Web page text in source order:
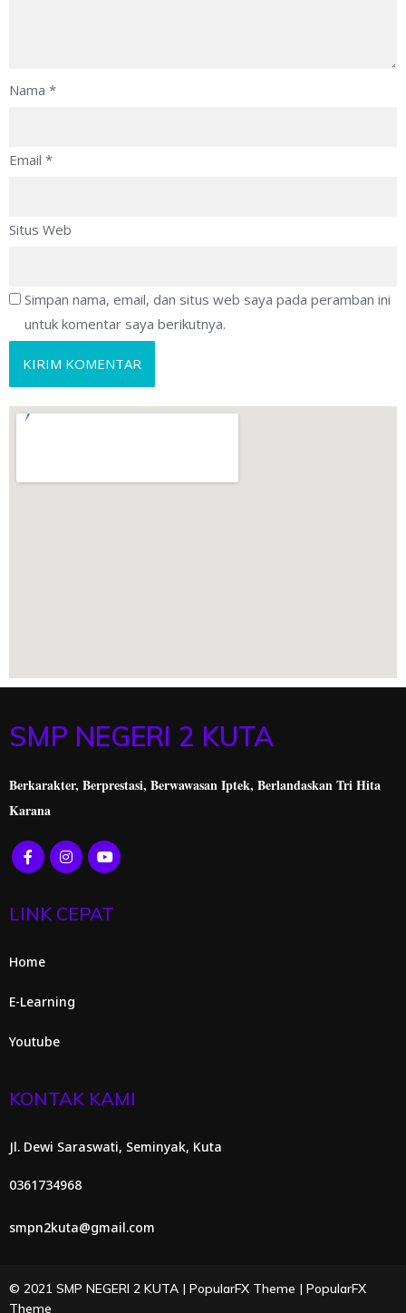
Nama *
Email *
Situs Web
Simpan nama, email, dan situs web saya pada peramban ini
untuk komentar saya berikutnya.
SMP NEGERI 2 KUTA
Berkarakter, Berprestasi, Berwawasan Iptek, Berlandaskan Tri Hita
Karana
LINK CEPAT
Home
E-Learning
Youtube
KONTAK KAMI
Jl. Dewi Saraswati, Seminyak, Kuta
0361734968
smpn2kuta@gmail.com
© 2021 SMP NEGERI 2 KUTA | PopularFX Theme | PopularFX
Theme